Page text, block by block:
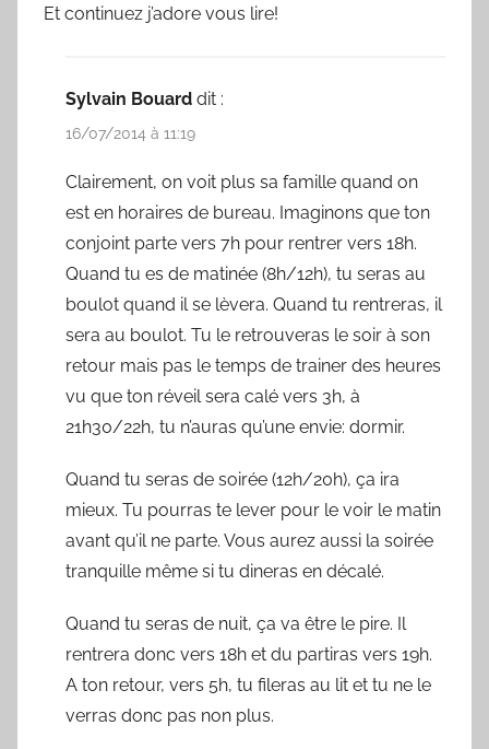
Et continuez j’adore vous lire!
Sylvain Bouard dit :
16/07/2014 à 11:19
Clairement, on voit plus sa famille quand on
est en horaires de bureau. Imaginons que ton
conjoint parte vers 7h pour rentrer vers 18h.
Quand tu es de matinée (8h/12h), tu seras au
boulot quand il se lèvera. Quand tu rentreras, il
sera au boulot. Tu le retrouveras le soir à son
retour mais pas le temps de trainer des heures
vu que ton réveil sera calé vers 3h, à
21h30/22h, tu n’auras qu’une envie: dormir.
Quand tu seras de soirée (12h/20h), ça ira
mieux. Tu pourras te lever pour le voir le matin
avant qu’il ne parte. Vous aurez aussi la soirée
tranquille même si tu dineras en décalé.
Quand tu seras de nuit, ça va être le pire. Il
rentrera donc vers 18h et du partiras vers 19h.
A ton retour, vers 5h, tu fileras au lit et tu ne le
verras donc pas non plus.